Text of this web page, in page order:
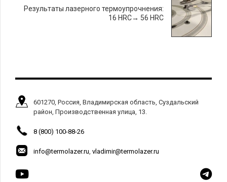
Результаты лазерного термоупрочнения:
16 HRC→ 56 HRC
601270, Россия, Владимирская область, Суздальский
район, Производственная улица, 13.
8 (800) 100-88-26
info@termolazer.ru, vladimir@termolazer.ru